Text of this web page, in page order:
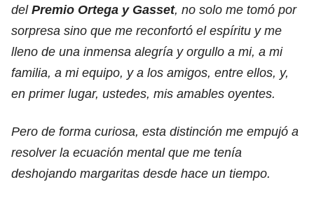
del Premio Ortega y Gasset, no solo me tomó por
sorpresa sino que me reconfortó el espíritu y me
lleno de una inmensa alegría y orgullo a mi, a mi
familia, a mi equipo, y a los amigos, entre ellos, y,
en primer lugar, ustedes, mis amables oyentes.
Pero de forma curiosa, esta distinción me empujó a
resolver la ecuación mental que me tenía
deshojando margaritas desde hace un tiempo.